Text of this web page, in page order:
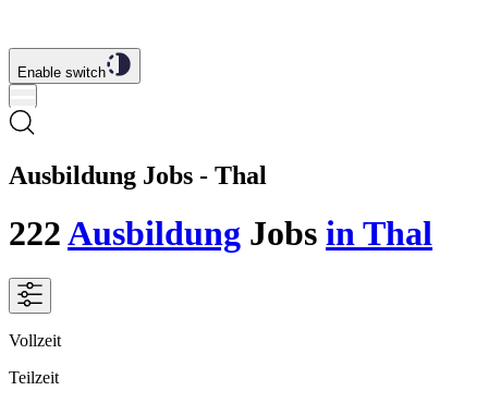
Enable switch
Ausbildung Jobs - Thal
222Ausbildung Jobs in Thal
Vollzeit
Teilzeit